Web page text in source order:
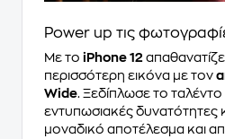
Power up τις
Με το iPhone 12
περισσότερη εικόνα με τον
Wide. Ξεδίπλωσε το
εντυπωσιακές δυνατότητες
μοναδικό αποτέλεσμα και